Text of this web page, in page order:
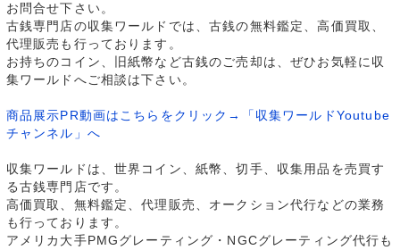
お問合せ下さい。
古銭専門店の収集ワールドでは、古銭の無料鑑定、高価買取、
代理販売も行っております。
お持ちのコイン、旧紙幣など古銭のご売却は、ぜひお気軽に収
集ワールドへご相談は下さい。
商品展示PR動画はこちらをクリック→「収集ワールドYoutube
チャンネル」へ
収集ワールドは、世界コイン、紙幣、切手、収集用品を売買す
る古銭専門店です。
高価買取、無料鑑定、代理販売、オークション代行などの業務
も行っております。
アメリカ大手PMGグレーティング・NGCグレーティング代行も